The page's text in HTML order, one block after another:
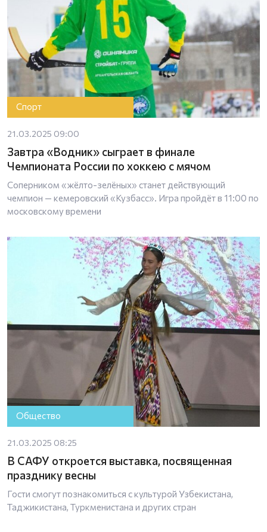
Спорт
21.03.2025 09:00
Завтра «Водник» сыграет в финале
Чемпионата России по хоккею с мячом
Соперником «жёлто-зелёных» станет действующий
чемпион — кемеровский «Кузбасс». Игра пройдёт в 11:00 по
московскому времени
Общество
21.03.2025 08:25
В САФУ откроется выставка, посвященная
празднику весны
Гости смогут познакомиться с культурой Узбекистана,
Таджикистана, Туркменистана и других стран